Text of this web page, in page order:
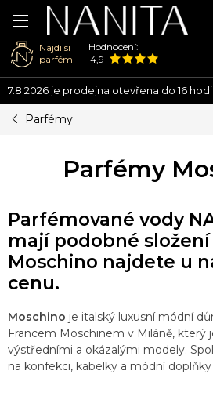
Přejít
na
obsah
Najdi si
parfém
Hodnocení:
4,9
7.8.2026 je prodejna otevřena do 16
Parfémy
Parfémy
Parfémované vody
mají podobné
Moschino najdete u
cenu.
Moschino je italský luxusní módní
Francem Moschinem v Miláně, který
výstředními a okázalými modely.
na konfekci, kabelky a módní